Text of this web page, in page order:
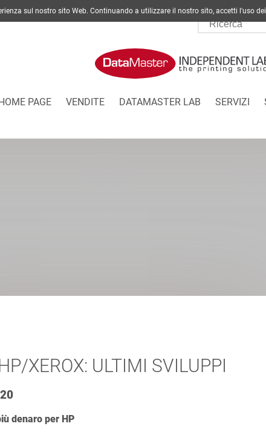
PAGE VENDITE DATAMASTER LAB SERVIZI
XEROX: ULTIMI SVILUPPI
denaro per HP
sul nostro sito Web. Continuando a utilizzare il nostro sito, accetti